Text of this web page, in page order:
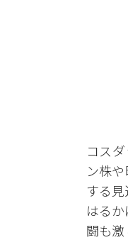
コス
ン株
する
はる
闘も